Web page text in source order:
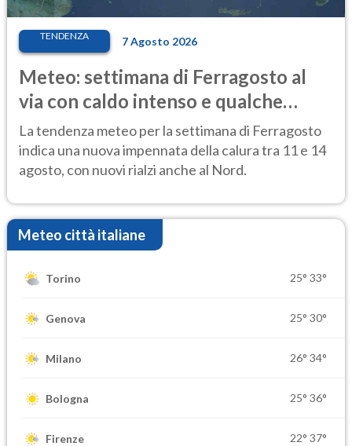
TENDENZA 7 Agosto 2026
Meteo: settimana di Ferragosto al
via con caldo intenso e qualche
temporale
La tendenza meteo per la settimana di Ferragosto
indica una nuova impennata della calura tra 11 e 14
agosto, con nuovi rialzi anche al Nord.
Meteo città italiane
Torino 25° 33°
Genova 25° 30°
Milano 26° 34°
Bologna 25° 36°
Firenze 22° 37°